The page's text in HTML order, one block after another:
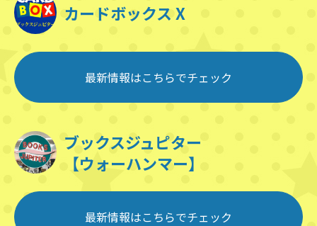
カードボックス X
最新情報はこちらでチェック
ブックスジュピター
【ウォーハンマー】
最新情報はこちらでチェック